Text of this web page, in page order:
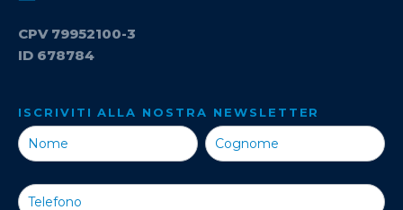
CPV 79952100-3
ID 678784
ISCRIVITI ALLA NOSTRA NEWSLETTER
Iscriviti alla